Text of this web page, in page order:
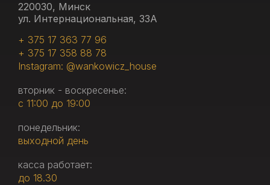
220030, Минск
ул. Интернациональная, 33А
+ 375 17 363 77 96
+ 375 17 358 88 78
Instagram: @wankowicz_house
вторник - воскресенье:
с 11:00 до 19:00
понедельник:
выходной день
касса работает:
до 18.30